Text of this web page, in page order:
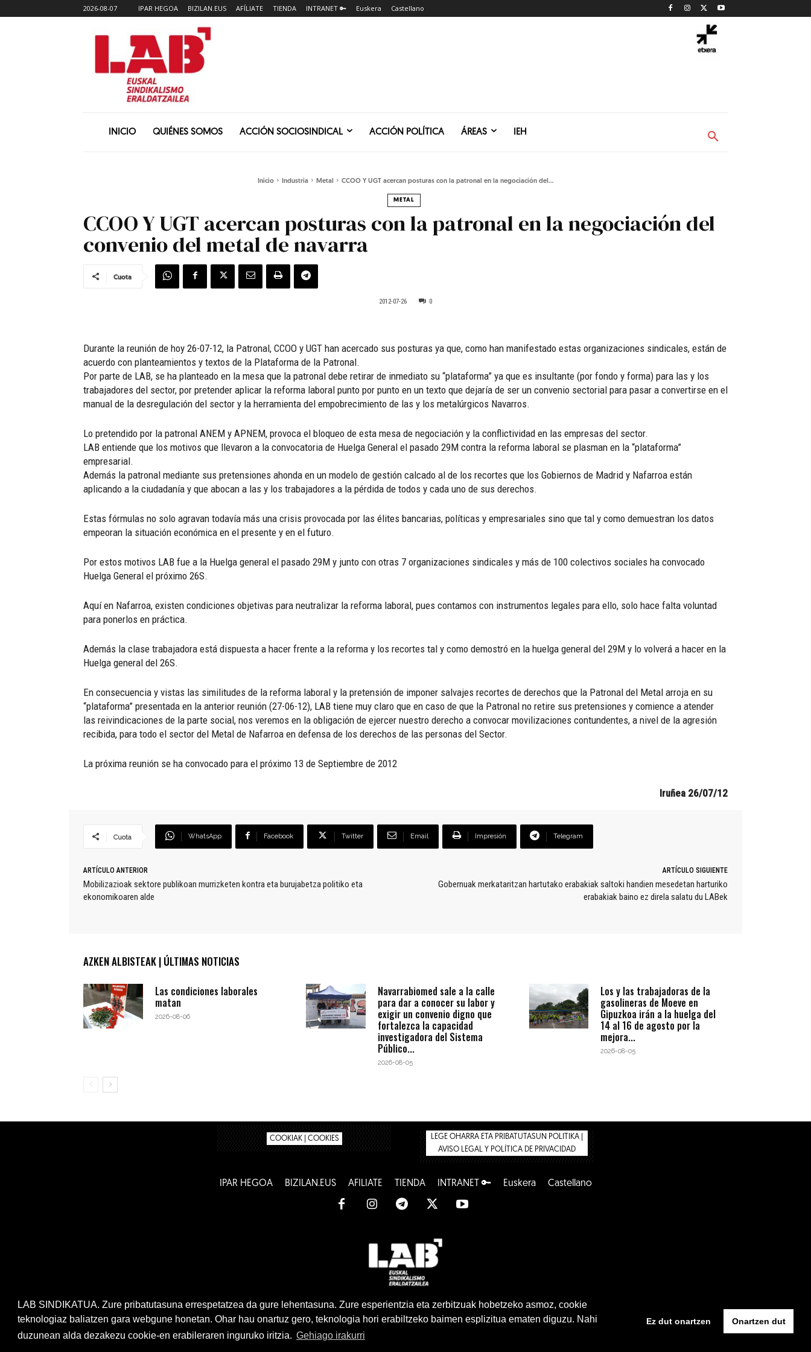
2026-08-07 IPAR HEGOA BIZILAN.EUS AFÍLIATE TIENDA INTRANET 🔑 Euskera Castellano
INICIO QUIÉNES SOMOS ACCIÓN SOCIOSINDICAL ACCIÓN POLÍTICA ÁREAS IEH
Inicio Industria Metal CCOO Y UGT acercan posturas con la patronal en la negociación del...
METAL
CCOO Y UGT acercan posturas con la patronal en la negociación del
convenio del metal de navarra
Cuota
2012-07-26 0
Durante la reunión de hoy 26-07-12, la Patronal, CCOO y UGT han acercado sus posturas ya que, como han manifestado estas organizaciones sindicales, están de
acuerdo con planteamientos y textos de la Plataforma de la Patronal.
Por parte de LAB, se ha planteado en la mesa que la patronal debe retirar de inmediato su “plataforma” ya que es insultante (por fondo y forma) para las y los
trabajadores del sector, por pretender aplicar la reforma laboral punto por punto en un texto que dejaría de ser un convenio sectorial para pasar a convertirse en el
manual de la desregulación del sector y la herramienta del empobrecimiento de las y los metalúrgicos Navarros.
Lo pretendido por la patronal ANEM y APNEM, provoca el bloqueo de esta mesa de negociación y la conflictividad en las empresas del sector.
LAB entiende que los motivos que llevaron a la convocatoria de Huelga General el pasado 29M contra la reforma laboral se plasman en la “plataforma”
empresarial.
Además la patronal mediante sus pretensiones ahonda en un modelo de gestión calcado al de los recortes que los Gobiernos de Madrid y Nafarroa están
aplicando a la ciudadanía y que abocan a las y los trabajadores a la pérdida de todos y cada uno de sus derechos.
Estas fórmulas no solo agravan todavía más una crisis provocada por las élites bancarias, políticas y empresariales sino que tal y como demuestran los datos
empeoran la situación económica en el presente y en el futuro.
Por estos motivos LAB fue a la Huelga general el pasado 29M y junto con otras 7 organizaciones sindicales y más de 100 colectivos sociales ha convocado
Huelga General el próximo 26S.
Aquí en Nafarroa, existen condiciones objetivas para neutralizar la reforma laboral, pues contamos con instrumentos legales para ello, solo hace falta voluntad
para ponerlos en práctica.
Además la clase trabajadora está dispuesta a hacer frente a la reforma y los recortes tal y como demostró en la huelga general del 29M y lo volverá a hacer en la
Huelga general del 26S.
En consecuencia y vistas las similitudes de la reforma laboral y la pretensión de imponer salvajes recortes de derechos que la Patronal del Metal arroja en su
“plataforma” presentada en la anterior reunión (27-06-12), LAB tiene muy claro que en caso de que la Patronal no retire sus pretensiones y comience a atender
las reivindicaciones de la parte social, nos veremos en la obligación de ejercer nuestro derecho a convocar movilizaciones contundentes, a nivel de la agresión
recibida, para todo el sector del Metal de Nafarroa en defensa de los derechos de las personas del Sector.
La próxima reunión se ha convocado para el próximo 13 de Septiembre de 2012
Iruñea 26/07/12
Cuota WhatsApp Facebook Twitter Email Impresión Telegram
ARTÍCULO ANTERIOR
Mobilizazioak sektore publikoan murrizketen kontra eta burujabetza politiko eta
ekonomikoaren alde
ARTÍCULO SIGUIENTE
Gobernuak merkataritzan hartutako erabakiak saltoki handien mesedetan harturiko
erabakiak baino ez direla salatu du LABek
AZKEN ALBISTEAK | ÚLTIMAS NOTICIAS
Las condiciones laborales
matan
2026-08-06
Navarrabiomed sale a la calle
para dar a conocer su labor y
exigir un convenio digno que
fortalezca la capacidad
investigadora del Sistema
Público...
2026-08-05
Los y las trabajadoras de la
gasolineras de Moeve en
Gipuzkoa irán a la huelga del
14 al 16 de agosto por la
mejora...
2026-08-05
COOKIAK | COOKIES
LEGE OHARRA ETA PRIBATUTASUN POLITIKA |
AVISO LEGAL Y POLÍTICA DE PRIVACIDAD
IPAR HEGOA BIZILAN.EUS AFÍLIATE TIENDA INTRANET 🔑 Euskera Castellano
www.lab.eus
Euskera Castellano
LAB SINDIKATUA. Zure pribatutasuna errespetatzea da gure lehentasuna. Zure esperientzia eta zerbitzuak hobetzeko asmoz, cookie
teknologiaz baliatzen gara webgune honetan. Ohar hau onartuz gero, teknologia hori erabiltzeko baimen esplizitua ematen diguzu. Nahi
duzunean alda dezakezu cookie-en erabileraren inguruko iritzia. Gehiago irakurri
Ez dut onartzen Onartzen dut